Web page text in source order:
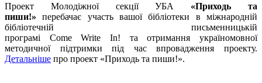
Проект Молодіжної секції УБА «Приходь та
пиши!» перебачає участь вашої бібліотеки в міжнародній
бібліотечній письменницькій
програмі Сome Write In! та отримання україномовної
методичної підтримки під час впровадження проекту.
Детальніше про проект «Приходь та пиши!».